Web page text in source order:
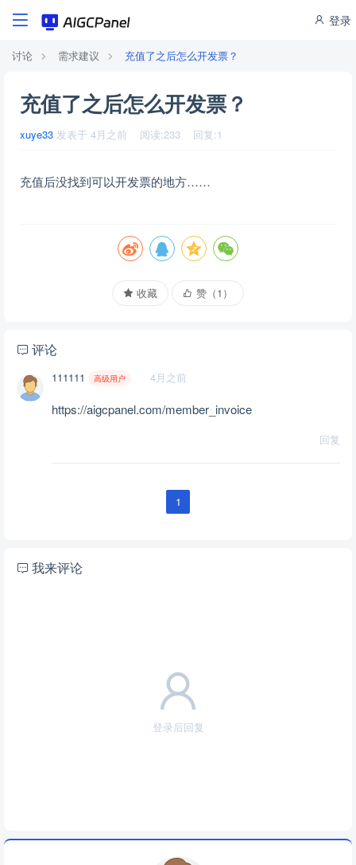
登录
讨论 需求建议 充值了之后怎么开发票？
充值了之后怎么开发票？
xuye33 发表于 4月之前 阅读:233 回复:1
充值后没找到可以开发票的地方……
收藏 赞（1 ）
评论
111111 高级用户 4月之前
https://aigcpanel.com/member_invoice
回复
1
我来评论
登录后回复